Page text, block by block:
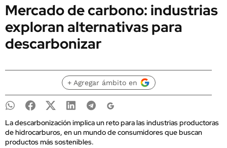
Mercado de carbono: industrias
exploran alternativas para
descarbonizar
+ Agregar ámbito en
La descarbonización implica un reto para las industrias productoras
de hidrocarburos, en un mundo de consumidores que buscan
productos más sostenibles.